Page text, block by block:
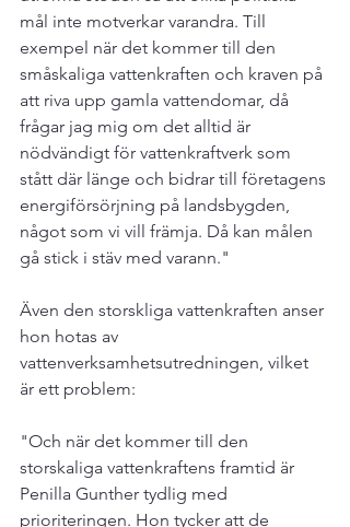
mål inte motverkar varandra. Till
exempel när det kommer till den
småskaliga vattenkraften och kraven på
att riva upp gamla vattendomar, då
frågar jag mig om det alltid är
nödvändigt för vattenkraftverk som
stått där länge och bidrar till företagens
energiförsörjning på landsbygden,
något som vi vill främja. Då kan målen
gå stick i stäv med varann."
Även den storskliga vattenkraften anser
hon hotas av
vattenverksamhetsutredningen, vilket
är ett problem:
"Och när det kommer till den
storskaliga vattenkraftens framtid är
Penilla Gunther tydlig med
prioriteringen. Hon tycker att de